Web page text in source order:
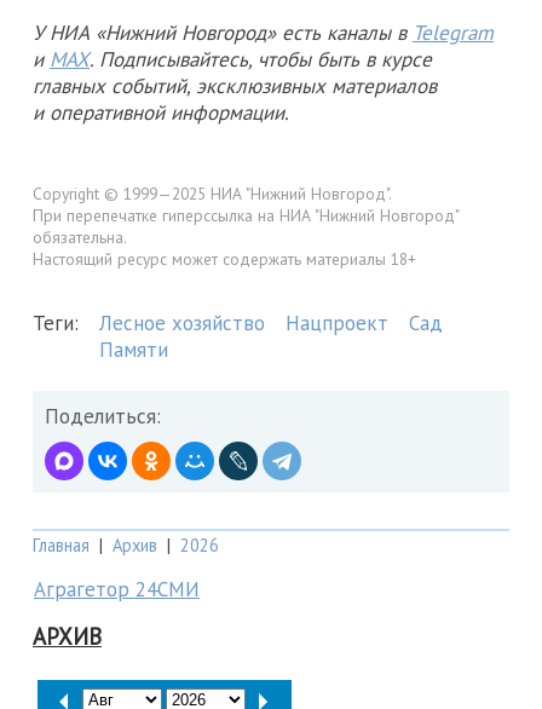
У НИА «Нижний Новгород» есть каналы в Telegram
и MAX. Подписывайтесь, чтобы быть в курсе
главных событий, эксклюзивных материалов
и оперативной информации.
Copyright © 1999—2025 НИА "Нижний Новгород".
При перепечатке гиперссылка на НИА "Нижний Новгород"
обязательна.
Настоящий ресурс может содержать материалы 18+
Теги: Лесное хозяйство Нацпроект
Сад
Памяти
Поделиться:
Главная | Архив | 2026
Аграгетор 24СМИ
АРХИВ